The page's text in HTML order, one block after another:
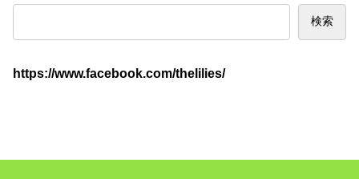
検索
https://www.facebook.com/thelilies/